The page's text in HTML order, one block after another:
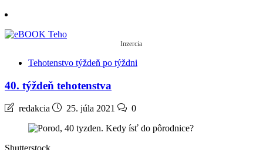
Inzercia
Tehotenstvo týždeň po týždni
40. týždeň tehotenstva
redakcia 25. júla 2021 0